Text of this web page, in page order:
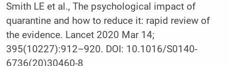
Smith LE et al., The psychological impact of
quarantine and how to reduce it: rapid review of
the evidence. Lancet 2020 Mar 14;
395(10227):912–920. DOI: 10.1016/S0140-
6736(20)30460-8